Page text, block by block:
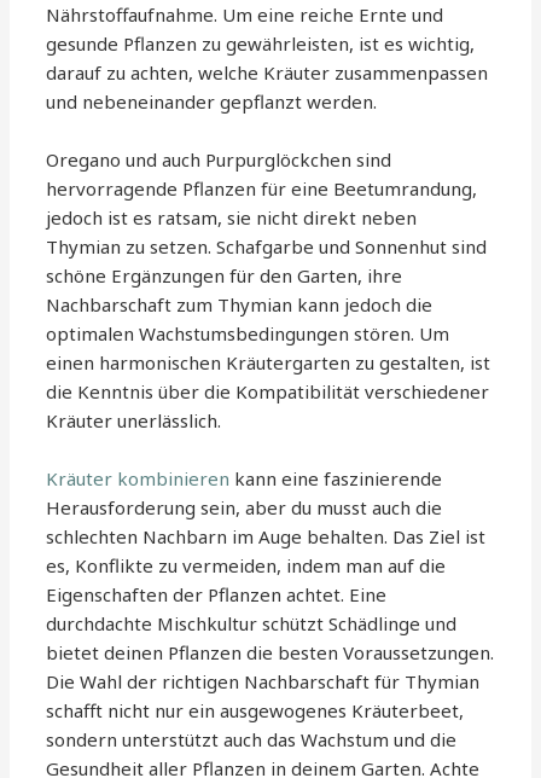
Nährstoffaufnahme. Um eine reiche Ernte und
gesunde Pflanzen zu gewährleisten, ist es wichtig,
darauf zu achten, welche Kräuter zusammenpassen
und nebeneinander gepflanzt werden.
Oregano und auch Purpurglöckchen sind
hervorragende Pflanzen für eine Beetumrandung,
jedoch ist es ratsam, sie nicht direkt neben
Thymian zu setzen. Schafgarbe und Sonnenhut sind
schöne Ergänzungen für den Garten, ihre
Nachbarschaft zum Thymian kann jedoch die
optimalen Wachstumsbedingungen stören. Um
einen harmonischen Kräutergarten zu gestalten, ist
die Kenntnis über die Kompatibilität verschiedener
Kräuter unerlässlich.
Kräuter kombinieren kann eine faszinierende
Herausforderung sein, aber du musst auch die
schlechten Nachbarn im Auge behalten. Das Ziel ist
es, Konflikte zu vermeiden, indem man auf die
Eigenschaften der Pflanzen achtet. Eine
durchdachte Mischkultur schützt Schädlinge und
bietet deinen Pflanzen die besten Voraussetzungen.
Die Wahl der richtigen Nachbarschaft für Thymian
schafft nicht nur ein ausgewogenes Kräuterbeet,
sondern unterstützt auch das Wachstum und die
Gesundheit aller Pflanzen in deinem Garten. Achte